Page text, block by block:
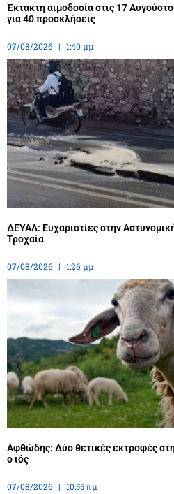
Έκτακτη αιμοδοσία στις 17
για 40 προσκλήσεις
07/08/2026 1:40 μμ
ΔΕΥΑΛ: Ευχαριστίες στην
Τροχαία
07/08/2026 1:26 μμ
Αφθώδης: Δύο θετικές εκτροφές
ο ιός
07/08/2026 10:55 πμ